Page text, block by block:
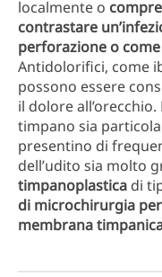
localmente o
contrastare
perforazione o
Antidolorifici, come
possono essere
il dolore
timpano sia
presentino di
dell’udito sia molto
timpanoplastica di
di microchirurgia
membrana